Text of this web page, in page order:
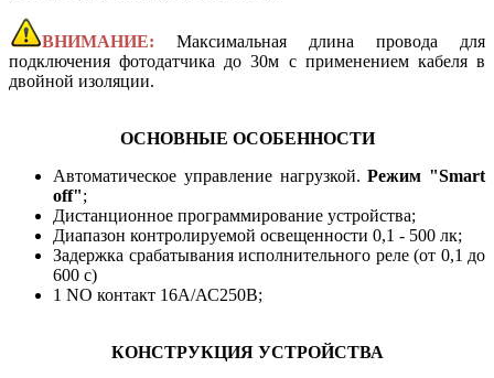
ВНИМАНИЕ: Максимальная длина провода для
подключения фотодатчика до 30м с применением кабеля в
двойной изоляции.
ОСНОВНЫЕ ОСОБЕННОСТИ
Автоматическое управление нагрузкой.Режим "Smart
off";
Дистанционное программирование устройства;
Диапазон контролируемой освещенности 0,1 - 500 лк;
Задержка срабатывания исполнительного реле (от 0,1 до
600 с)
1 NO контакт 16А/АС250В;
КОНСТРУКЦИЯ УСТРОЙСТВА